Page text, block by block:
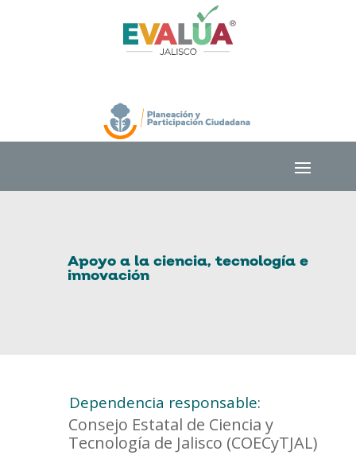
Apoyo a la ciencia, tecnología e
innovación
Dependencia responsable:
Consejo Estatal de Ciencia y
Tecnología de Jalisco (COECyTJAL)